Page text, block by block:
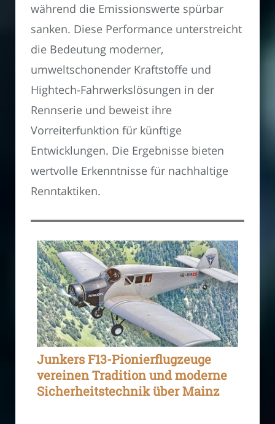
während die Emissionswerte spürbar
sanken. Diese Performance unterstreicht
die Bedeutung moderner,
umweltschonender Kraftstoffe und
Hightech-Fahrwerkslösungen in der
Rennserie und beweist ihre
Vorreiterfunktion für künftige
Entwicklungen. Die Ergebnisse bieten
wertvolle Erkenntnisse für nachhaltige
Renntaktiken.
Junkers F13-Pionierflugzeuge
vereinen Tradition und moderne
Sicherheitstechnik über Mainz